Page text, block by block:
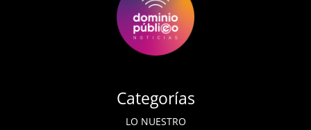
Categorías
LO NUESTRO